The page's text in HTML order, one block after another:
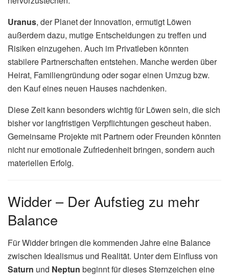
Uranus, der Planet der Innovation, ermutigt Löwen
außerdem dazu, mutige Entscheidungen zu treffen und
Risiken einzugehen. Auch im Privatleben könnten
stabilere Partnerschaften entstehen. Manche werden über
Heirat, Familiengründung oder sogar einen Umzug bzw.
den Kauf eines neuen Hauses nachdenken.
Diese Zeit kann besonders wichtig für Löwen sein, die sich
bisher vor langfristigen Verpflichtungen gescheut haben.
Gemeinsame Projekte mit Partnern oder Freunden könnten
nicht nur emotionale Zufriedenheit bringen, sondern auch
materiellen Erfolg.
Widder – Der Aufstieg zu mehr
Balance
Für Widder bringen die kommenden Jahre eine Balance
zwischen Idealismus und Realität. Unter dem Einfluss von
Saturn und Neptun beginnt für dieses Sternzeichen eine